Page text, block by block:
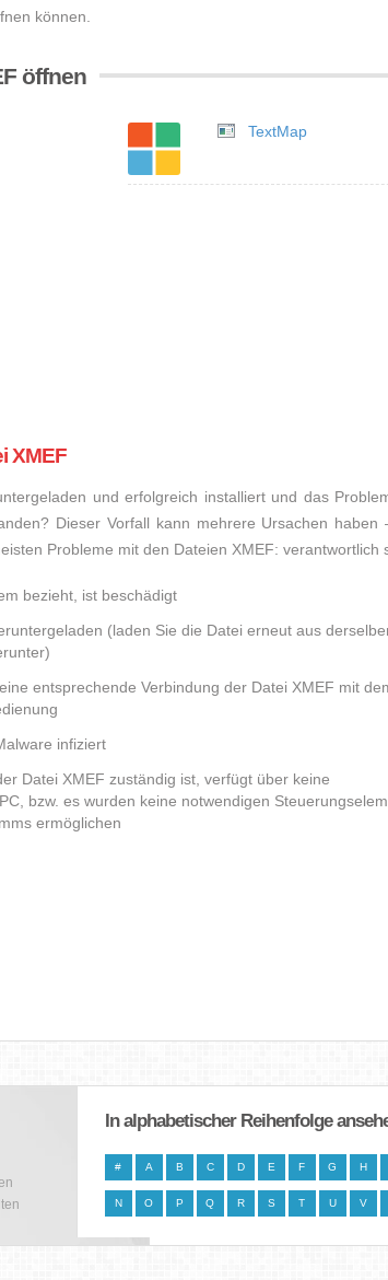
können.
öffnen
TextMap
XMEF
und erfolgreich installiert und das
Dieser Vorfall kann mehrere Ursachen haben
Probleme mit den Dateien XMEF: verantwortlich
bezieht, ist beschädigt
(laden Sie die Datei erneut aus
entsprechende Verbindung der Datei XMEF mit
infiziert
Datei XMEF zuständig ist, verfügt über keine
bzw. es wurden keine notwendigen
ermöglichen
In alphabetischer Reihenfolge
# A B C D E F G H
N O P Q R S T U V